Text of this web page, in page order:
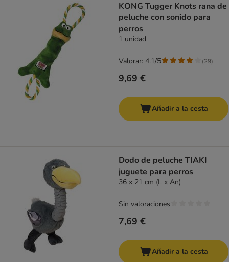
KONG Tugger Knots rana de
peluche con sonido para
perros
1 unidad
9,69 €
Valorar: 4.1/5 (29)
Añadir a la cesta
Dodo de peluche TIAKI
juguete para perros
36 x 21 cm (L x An)
7,69 €
Sin valoraciones
Añadir a la cesta